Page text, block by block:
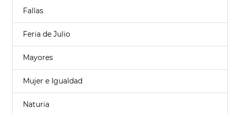
Fallas
Feria de Julio
Mayores
Mujer e Igualdad
Naturia